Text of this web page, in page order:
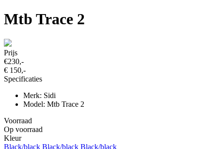
Mtb Trace 2
Prijs
€230,-
€ 150,-
Specificaties
Merk: Sidi
Model: Mtb Trace 2
Voorraad
Op voorraad
Kleur
Black/black Black/black Black/black